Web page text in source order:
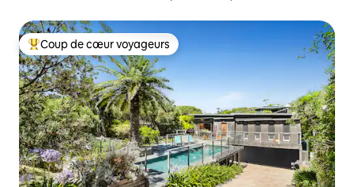
Coups de cœur voyageurs les plus appréciés
Coup de cœur voyageurs